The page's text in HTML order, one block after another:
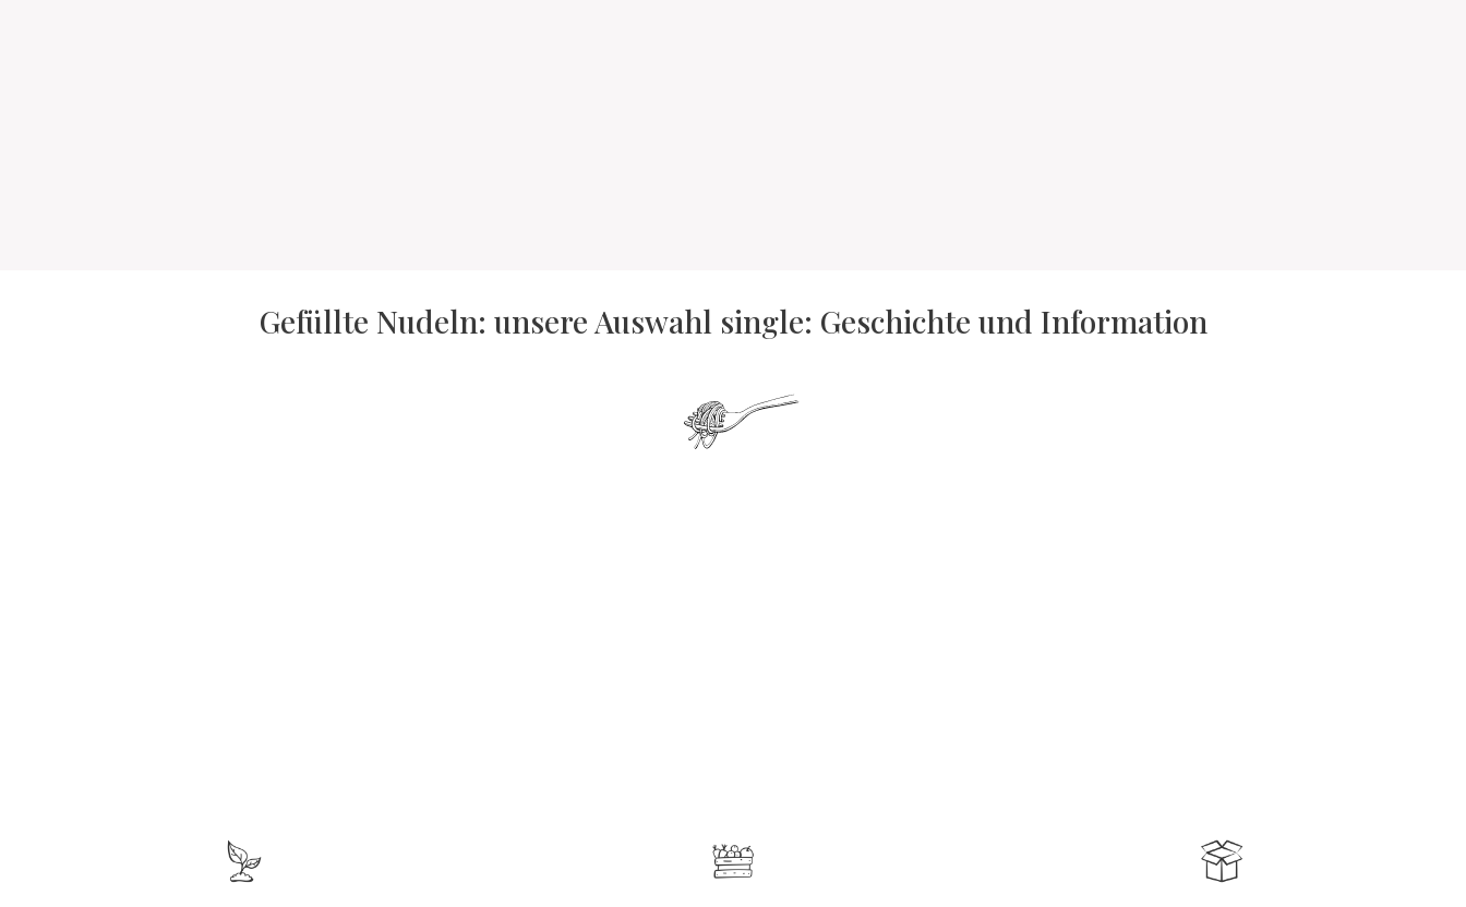
Gefüllte Nudeln: unsere Auswahl single: Geschichte und Information